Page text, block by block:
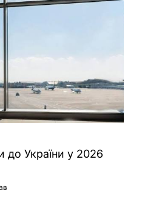
до України у 2026